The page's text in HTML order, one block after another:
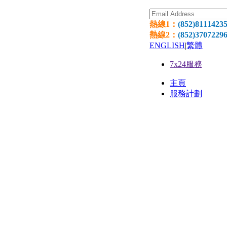
熱線1： (852)81114235
熱線2： (852)37072296
ENGLISH|繁體
7x24服務
主頁
服務計劃